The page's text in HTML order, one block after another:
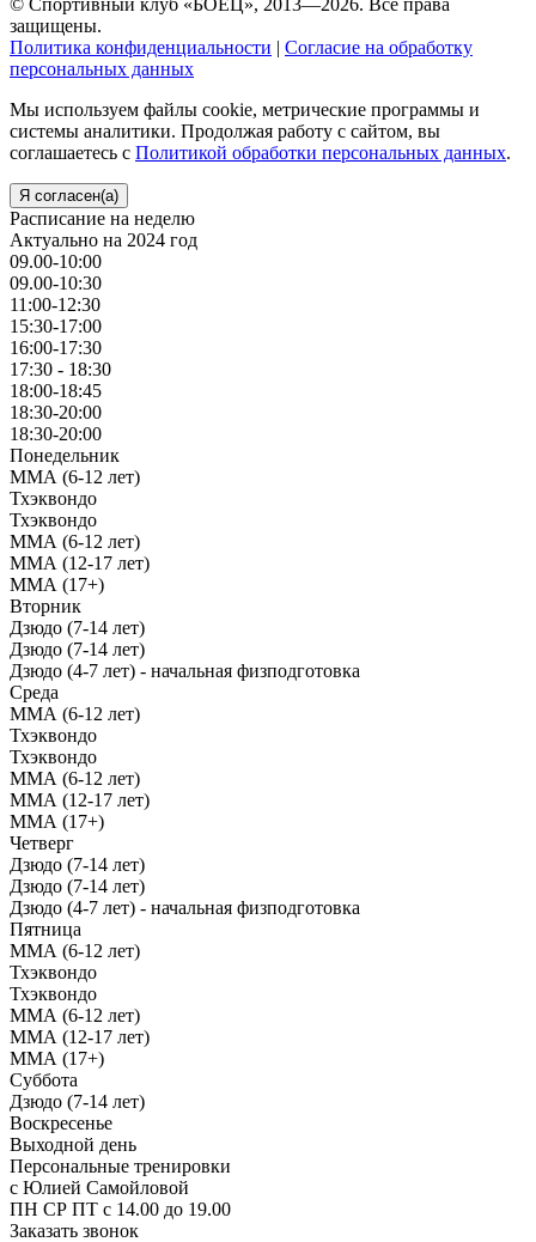
защищены.
Политика конфиденциальности | Согласие на обработку
персональных данных
Мы используем файлы cookie, метрические программы и
системы аналитики. Продолжая работу с сайтом, вы
соглашаетесь с Политикой обработки персональных данных.
Я согласен(а)
Расписание на неделю
Актуально на 2024 год
09.00-10:00
09.00-10:30
11:00-12:30
15:30-17:00
16:00-17:30
17:30 - 18:30
18:00-18:45
18:30-20:00
18:30-20:00
Понедельник
ММА (6-12 лет)
Тхэквондо
Тхэквондо
ММА (6-12 лет)
ММА (12-17 лет)
ММА (17+)
Вторник
Дзюдо (7-14 лет)
Дзюдо (7-14 лет)
Дзюдо (4-7 лет) - начальная физподготовка
Среда
ММА (6-12 лет)
Тхэквондо
Тхэквондо
ММА (6-12 лет)
ММА (12-17 лет)
ММА (17+)
Четверг
Дзюдо (7-14 лет)
Дзюдо (7-14 лет)
Дзюдо (4-7 лет) - начальная физподготовка
Пятница
ММА (6-12 лет)
Тхэквондо
Тхэквондо
ММА (6-12 лет)
ММА (12-17 лет)
ММА (17+)
Суббота
Дзюдо (7-14 лет)
Воскресенье
Выходной день
Персональные тренировки
с Юлией Самойловой
ПН СР ПТ с 14.00 до 19.00
Заказать звонок